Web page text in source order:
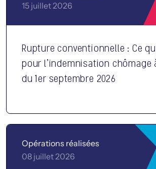
15 juillet 2026
Rupture conventionnelle : Ce
pour l’indemnisation chômage
du 1er septembre 2026
Opérations réalisées
08 juillet 2026